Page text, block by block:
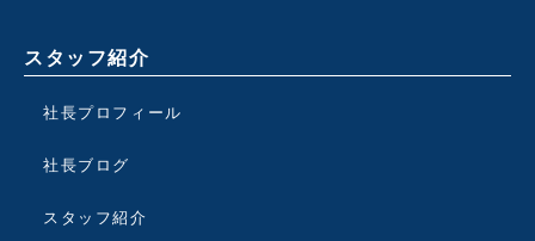
スタッフ紹介
社長プロフィール
社長ブログ
スタッフ紹介